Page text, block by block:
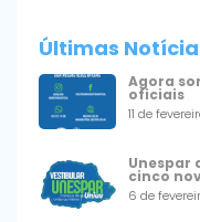
Últimas
Agora
oficiais
11 de
Unespar
cinco
6 de